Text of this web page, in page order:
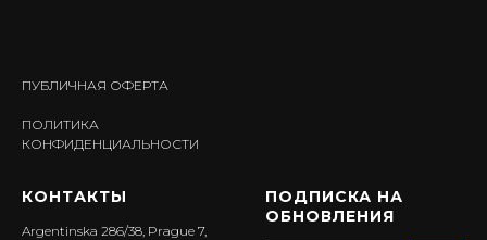
ПУБЛИЧНАЯ ОФЕРТА
ПОЛИТИКА
КОНФИДЕНЦИАЛЬНОСТИ
КОНТАКТЫ
Argentinska 286/38, Prague 7,
ПОДПИСКА НА
ОБНОВЛЕНИЯ